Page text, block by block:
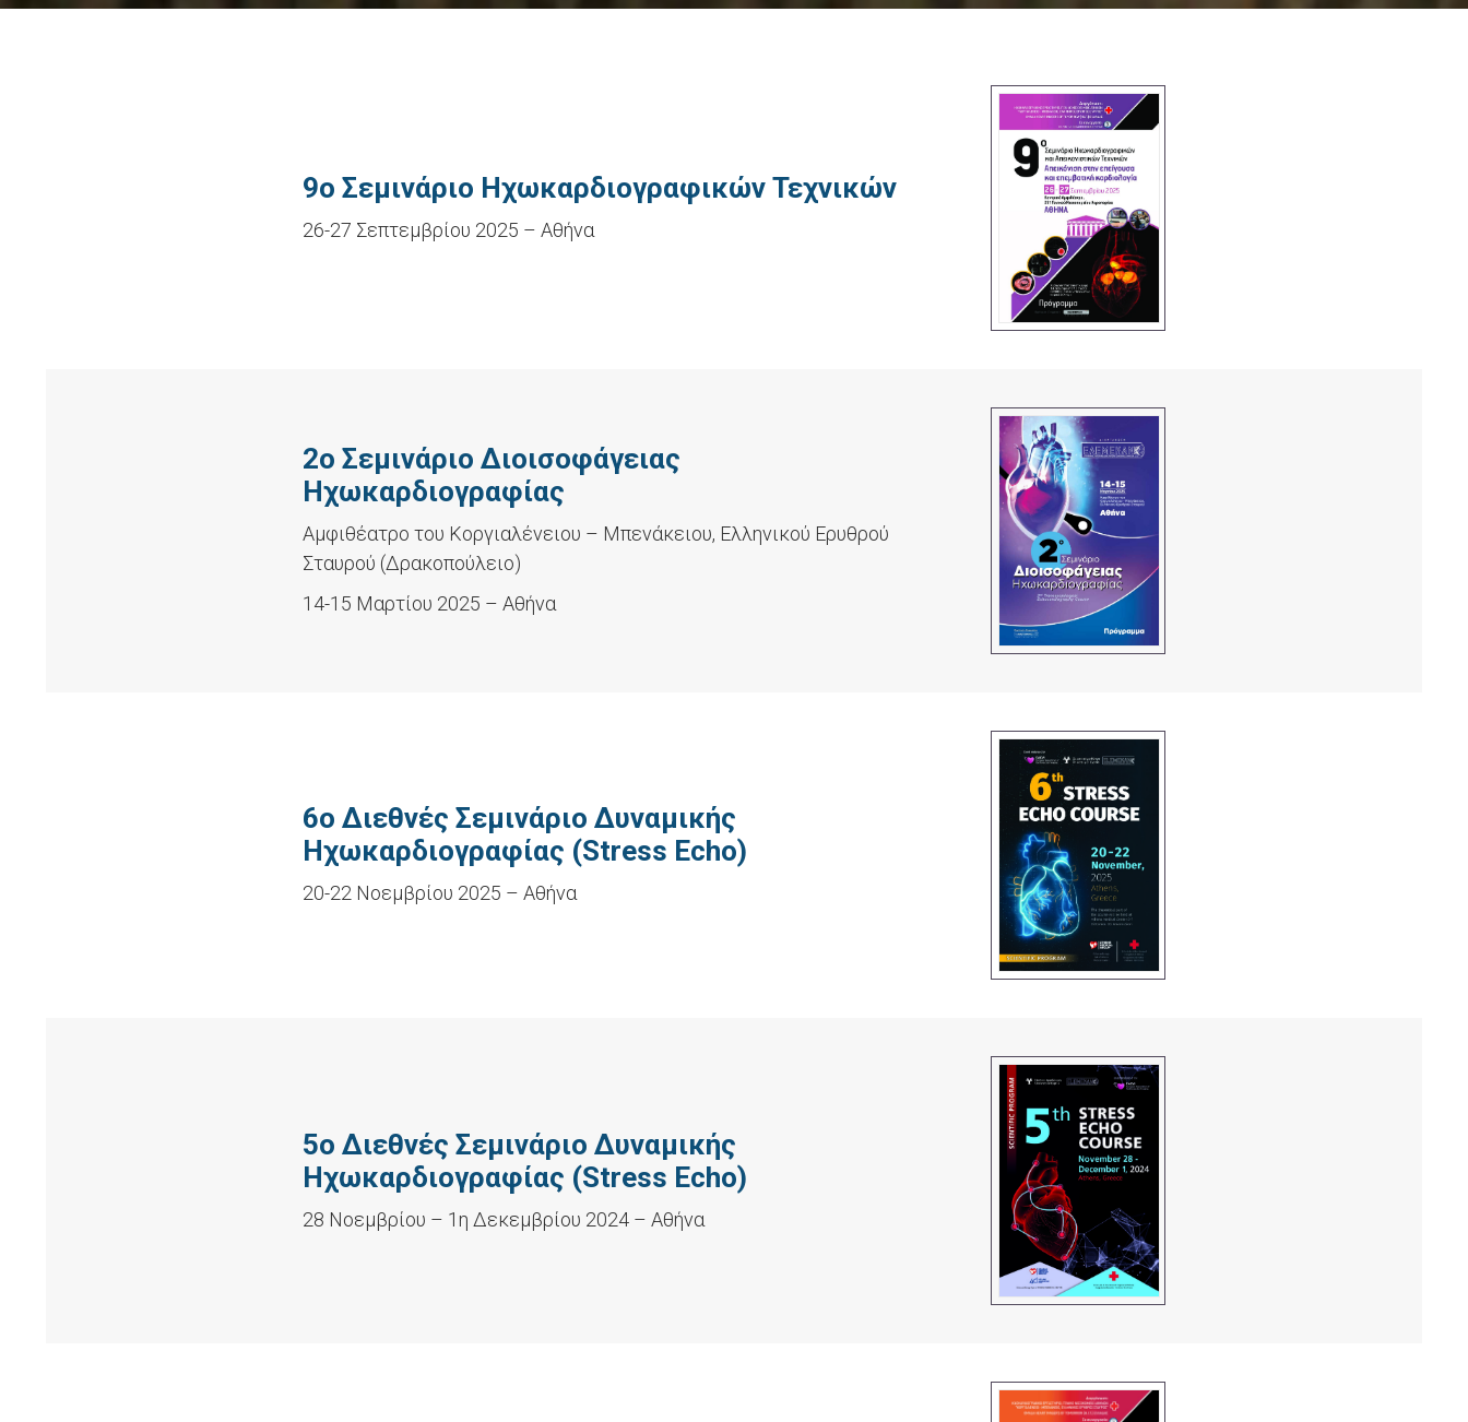
9ο Σεμινάριο Ηχωκαρδιογραφικών Τεχνικών
26-27 Σεπτεμβρίου 2025 – Αθήνα
2ο Σεμινάριο Διοισοφάγειας
Ηχωκαρδιογραφίας
Aμφιθέατρο του Κοργιαλένειου – Μπενάκειου, Ελληνικού Ερυθρού
Σταυρού (Δρακοπούλειο)
14-15 Μαρτίου 2025 – Αθήνα
6ο Διεθνές Σεμινάριο Δυναμικής
Ηχωκαρδιογραφίας (Stress Echo)
20-22 Νοεμβρίου 2025 – Αθήνα
5ο Διεθνές Σεμινάριο Δυναμικής
Ηχωκαρδιογραφίας (Stress Echo)
28 Νοεμβρίου – 1η Δεκεμβρίου 2024 – Αθήνα